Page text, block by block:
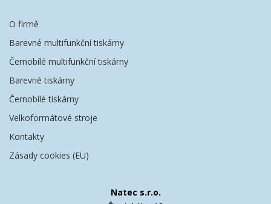
O firmě
Barevné multifunkční tiskárny
Černobílé multifunkční tiskárny
Barevné tiskárny
Černobílé tiskárny
Velkoformátové stroje
Kontakty
Zásady cookies (EU)
Natec s.r.o.